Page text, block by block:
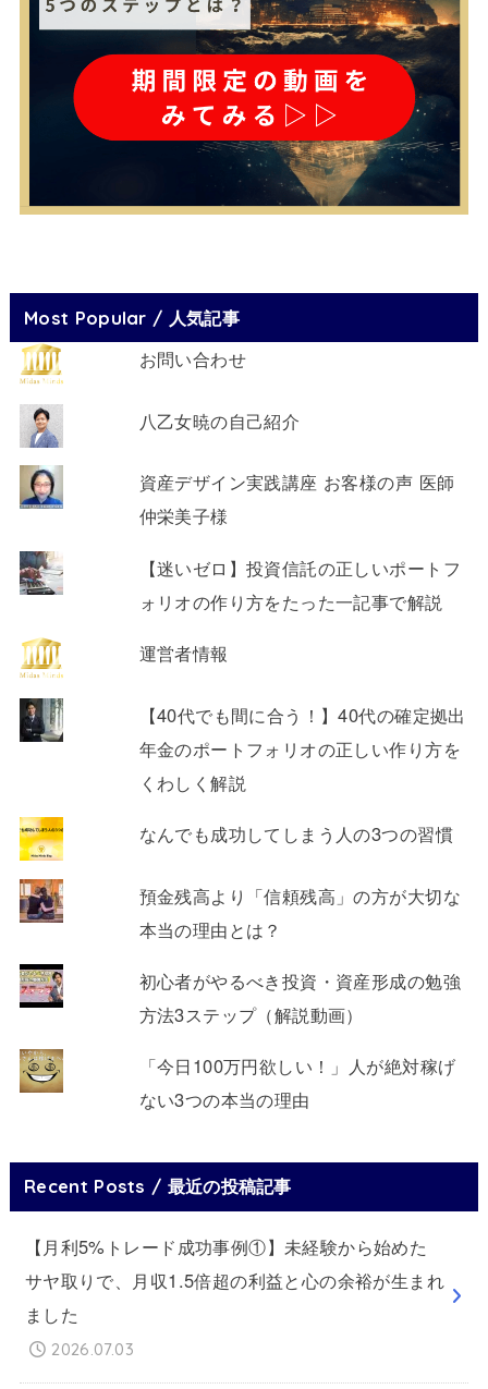
Most Popular / 人気記事
お問い合わせ
八乙女暁の自己紹介
資産デザイン実践講座 お客様の声 医師
仲栄美子様
【迷いゼロ】投資信託の正しいポートフ
ォリオの作り方をたった一記事で解説
運営者情報
【40代でも間に合う！】40代の確定拠出
年金のポートフォリオの正しい作り方を
くわしく解説
なんでも成功してしまう人の3つの習慣
預金残高より「信頼残高」の方が大切な
本当の理由とは？
初心者がやるべき投資・資産形成の勉強
方法3ステップ（解説動画）
「今日100万円欲しい！」人が絶対稼げ
ない3つの本当の理由
Recent Posts / 最近の投稿記事
【月利5%トレード成功事例①】未経験から始めた
サヤ取りで、月収1.5倍超の利益と心の余裕が生まれ
ました
2026.07.03